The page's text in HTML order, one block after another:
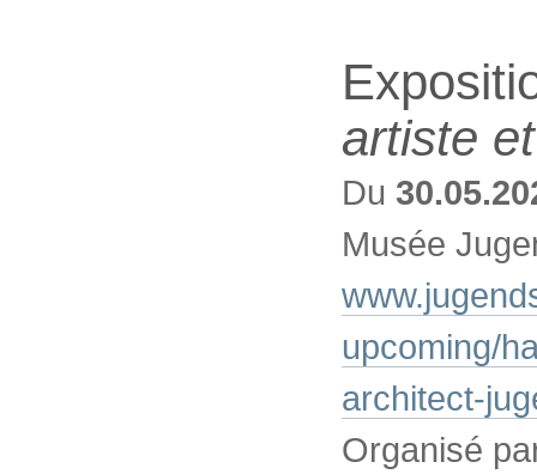
artiste
Du
Musée
upcoming/
architect-
Organisé